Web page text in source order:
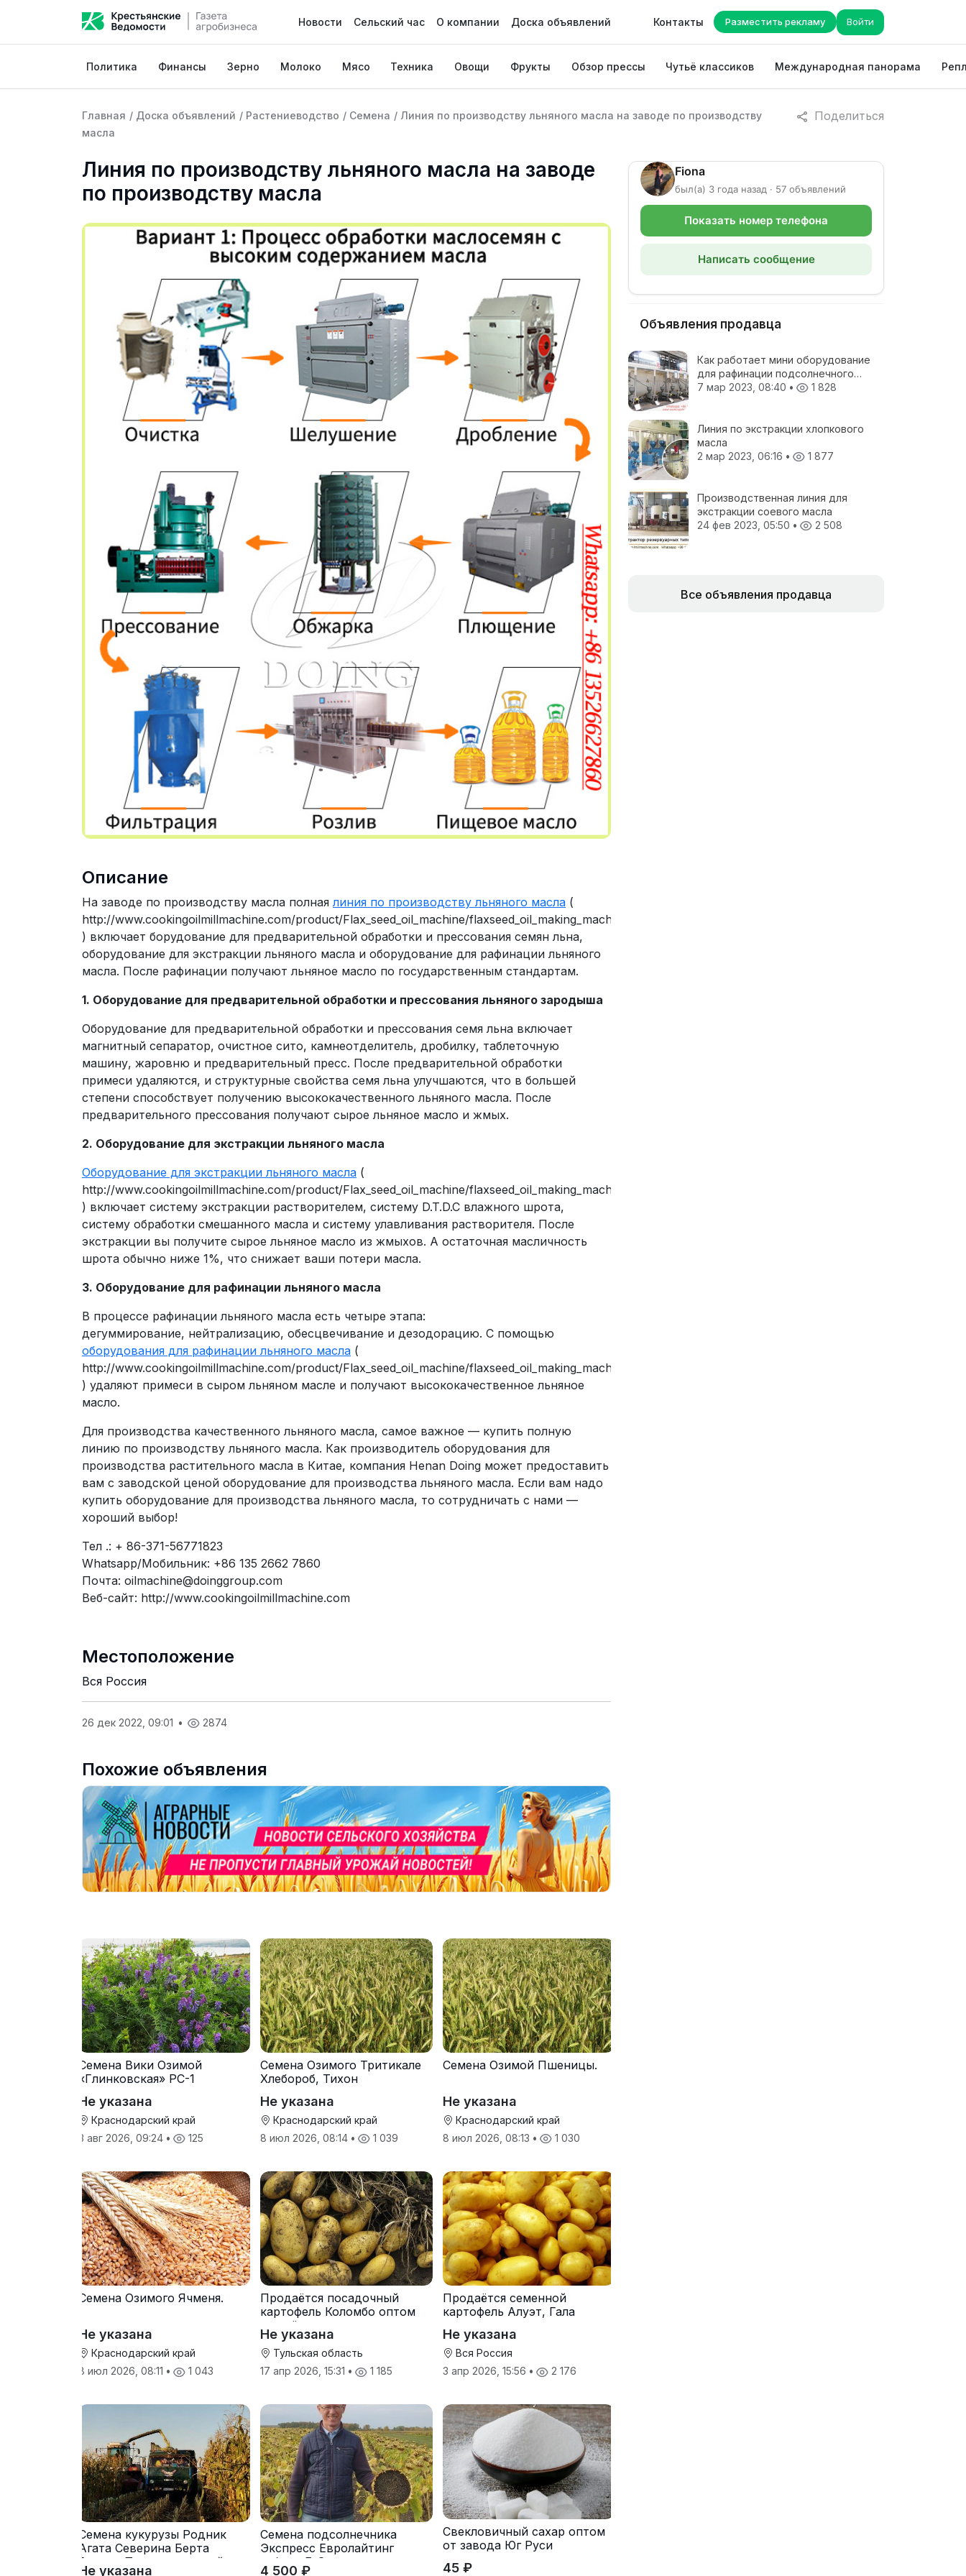
Новости Сельский час О компании Доска объявлений Контакты Разместить рекламу Войти
Политика Финансы Зерно Молоко Мясо Техника Овощи Фрукты Обзор прессы Чутьё классиков Международная панорама
Поделиться
Главная / Доска объявлений / Растениеводство / Семена / Линия по производству льняного масла на заводе по производству
масла
Линия по производству льняного масла на заводе
по производству масла
Описание
На заводе по производству масла полная линия по производству льняного масла (
http://www.cookingoilmillmachine.com/product/Flax_seed_oil_machine/flaxseed_oil_making_machine_33.html
) включает борудование для предварительной обработки и прессования семян льна,
оборудование для экстракции льняного масла и оборудование для рафинации льняного
масла. После рафинации получают льняное масло по государственным стандартам.
1. Оборудование для предварительной обработки и прессования льняного зародыша
Оборудование для предварительной обработки и прессования семя льна включает
магнитный сепаратор, очистное сито, камнеотделитель, дробилку, таблеточную
машину, жаровню и предварительный пресс. После предварительной обработки
примеси удаляются, и структурные свойства семя льна улучшаются, что в большей
степени способствует получению высококачественного льняного масла. После
предварительного прессования получают сырое льняное масло и жмых.
2. Оборудование для экстракции льняного масла
Оборудование для экстракции льняного масла (
http://www.cookingoilmillmachine.com/product/Flax_seed_oil_machine/flaxseed_oil_making_machine_35.html
) включает систему экстракции растворителем, систему D.T.D.C влажного шрота,
систему обработки смешанного масла и систему улавливания растворителя. После
экстракции вы получите сырое льняное масло из жмыхов. А остаточная масличность
шрота обычно ниже 1%, что снижает ваши потери масла.
3. Оборудование для рафинации льняного масла
В процессе рафинации льняного масла есть четыре этапа:
дегуммирование, нейтрализацию, обесцвечивание и дезодорацию. С помощью
оборудования для рафинации льняного масла (
http://www.cookingoilmillmachine.com/product/Flax_seed_oil_machine/flaxseed_oil_making_machine_36.html
) удаляют примеси в сыром льняном масле и получают высококачественное льняное
масло.
Для производства качественного льняного масла, самое важное — купить полную
линию по производству льняного масла. Как производитель оборудования для
производства растительного масла в Китае, компания Henan Doing может предоставить
вам с заводской ценой оборудование для производства льняного масла. Если вам надо
купить оборудование для производства льняного масла, то сотрудничать с нами —
хороший выбор!
Тел .: + 86-371-56771823
Whatsapp/Мобильник: +86 135 2662 7860
Почта: oilmachine@doinggroup.com
Веб-сайт: http://www.cookingoilmillmachine.com
Местоположение
Вся Россия
26 дек 2022, 09:01 • 2874
Похожие объявления
Семена Вики Озимой
«Глинковская» РС-1
Не указана
Краснодарский край
3 авг 2026, 09:24 • 125
Семена Озимого Тритикале
Хлебороб, Тихон
Не указана
Краснодарский край
8 июл 2026, 08:14 • 1 039
Семена Озимой Пшеницы.
Не указана
Краснодарский край
8 июл 2026, 08:13 • 1 030
Семена Озимого Ячменя.
Не указана
Краснодарский край
8 июл 2026, 08:11 • 1 043
Продаётся посадочный
картофель Коломбо оптом
от трёх тонн
Не указана
Тульская область
17 апр 2026, 15:31 • 1 185
Продаётся семенной
картофель Алуэт, Гала
Не указана
Вся Россия
3 апр 2026, 15:56 • 2 176
Семена кукурузы Родник
Агата Северина Берта
Вилора Прохладненский
Не указана
Семена подсолнечника
Экспресс Евролайтинг
гибрид F-G+
4 500 ₽
Свекловичный сахар оптом
от завода Юг Руси
45 ₽
Fiona
был(а) 3 года назад · 57 объявлений
Показать номер телефона
Написать сообщение
Объявления продавца
Как работает мини оборудование
для рафинации подсолнечного
масла на заводе по рафинации
7 мар 2023, 08:40 • 1 828
Линия по экстракции хлопкового
масла
2 мар 2023, 06:16 • 1 877
Производственная линия для
экстракции соевого масла
24 фев 2023, 05:50 • 2 508
Все объявления продавца